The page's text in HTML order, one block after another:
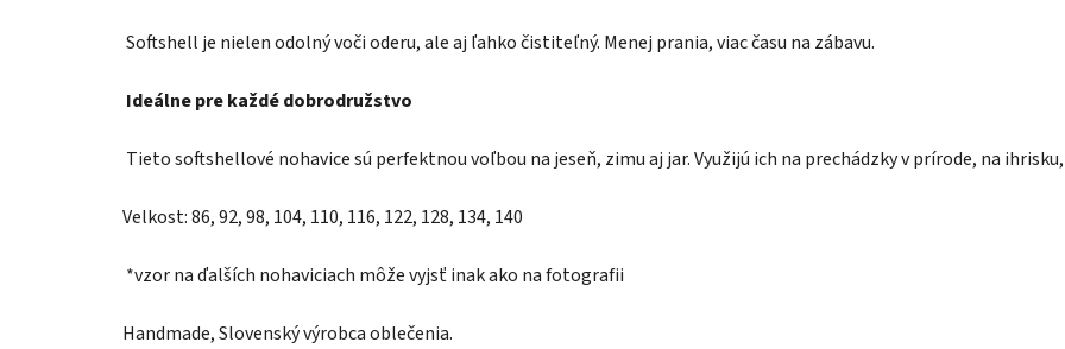
Softshell je nielen odolný voči oderu, ale aj ľahko čistiteľný. Menej prania, viac času na zábavu.
Ideálne pre každé dobrodružstvo
Tieto softshellové nohavice sú perfektnou voľbou na jeseň, zimu aj jar. Využijú ich na prechádzky v prírode, na
Velkost: 86, 92, 98, 104, 110, 116, 122, 128, 134, 140
*vzor na ďalších nohaviciach môže vyjsť inak ako na fotografii
Handmade, Slovenský výrobca oblečenia.